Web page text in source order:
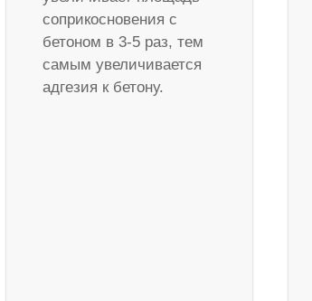
соприкосновения с
бетоном в 3-5 раз, тем
самым увеличивается
адгезия к бетону.